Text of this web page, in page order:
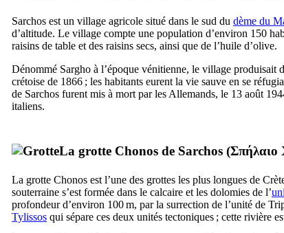
Sarchos est un village agricole situé dans le sud du dème du
d’altitude. Le village compte une population d’environ 150
raisins de table et des raisins secs, ainsi que de l’huile d’olive.
Dénommé Sargho à l’époque vénitienne, le village produisait
crétoise de 1866 ; les habitants eurent la vie sauve en se
de Sarchos furent mis à mort par les Allemands, le 13 août
italiens.
La grotte Chonos de Sarchos (Σπήλαιο
La grotte Chonos est l’une des grottes les plus longues de
souterraine s’est formée dans le calcaire et les dolomies de l’
profondeur d’environ 100 m, par la surrection de l’unité de
Tylissos qui sépare ces deux unités tectoniques ; cette rivière